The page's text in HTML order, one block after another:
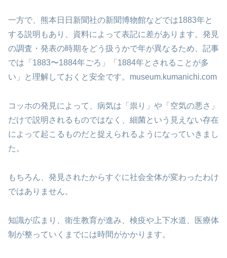
一方で、熊本日日新聞社の新聞博物館などでは1883年と
する説明もあり、資料によって表記に差があります。発見
の調査・発表の時期をどう扱うかで年が異なるため、記事
では「1883〜1884年ごろ」「1884年とされることが多
い」と理解しておくと安全です。museum.kumanichi.com
コッホの発見によって、病気は「祟り」や「空気の悪さ」
だけで説明されるものではなく、細菌という見えない存在
によって起こるものだと捉えられるようになっていきまし
た。
もちろん、発見されたからすぐに社会全体が変わったわけ
ではありません。
知識が広まり、衛生教育が進み、検疫や上下水道、医療体
制が整っていくまでには時間がかかります。